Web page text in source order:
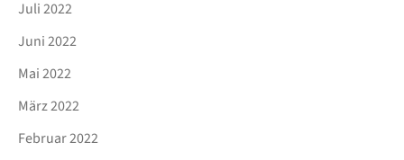
Juli 2022
Juni 2022
Mai 2022
März 2022
Februar 2022